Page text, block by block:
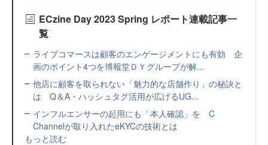
ECzine Day 2023 Spring レポート連載記事一
覧
ライブコマースは顧客のエンゲージメントにも有効 企
画のポイント4つを博報堂ＤＹグループが解...
他店に顧客を取られない「魅力的な店舗作り」の秘訣と
は Q＆A・ハッシュタグ活用が広げるUG...
インフルエンサーの起用にも「本人確認」を C
Channelが取り入れたeKYCの技術とは
もっと読む